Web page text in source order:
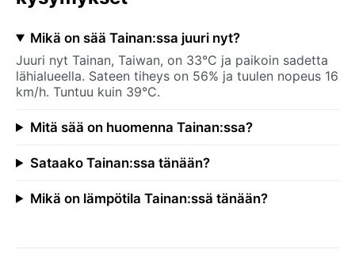
Mikä on sää Tainan:ssa juuri nyt?
Juuri nyt Tainan, Taiwan, on 33°C ja paikoin sadetta
lähialueella. Sateen tiheys on 56% ja tuulen nopeus 16
km/h. Tuntuu kuin 39°C.
Mitä sää on huomenna Tainan:ssa?
Sataako Tainan:ssa tänään?
Mikä on lämpötila Tainan:ssä tänään?